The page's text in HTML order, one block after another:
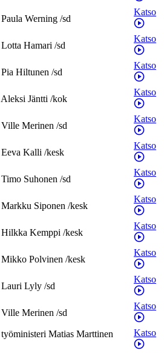
Paula Werning /sd
Katso
Lotta Hamari /sd
Katso
Pia Hiltunen /sd
Katso
Aleksi Jäntti /kok
Katso
Ville Merinen /sd
Katso
Eeva Kalli /kesk
Katso
Timo Suhonen /sd
Katso
Markku Siponen /kesk
Katso
Hilkka Kemppi /kesk
Katso
Mikko Polvinen /kesk
Katso
Lauri Lyly /sd
Katso
Ville Merinen /sd
Katso
työministeri Matias Marttinen
Katso